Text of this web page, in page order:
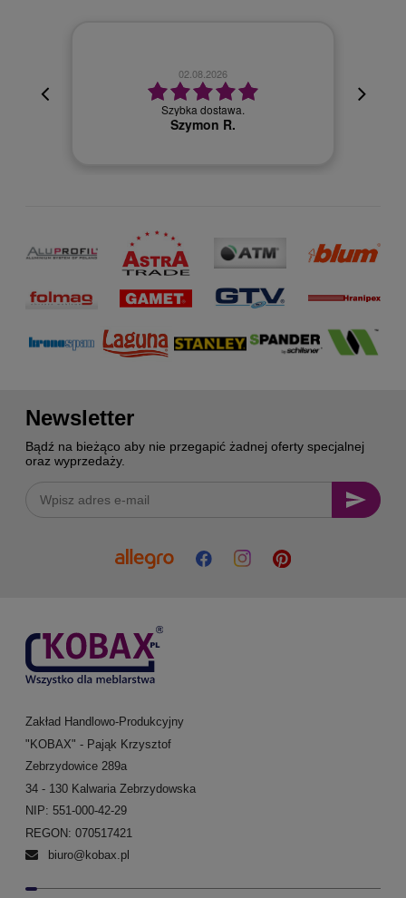
02.08.2026
Szybka dostawa.
Szymon R.
Newsletter
Bądź na bieżąco aby nie przegapić żadnej oferty specjalnej
oraz wyprzedaży.
Zakład Handlowo-Produkcyjny
"KOBAX" - Pająk Krzysztof
Zebrzydowice 289a
34 - 130 Kalwaria Zebrzydowska
NIP: 551-000-42-29
REGON: 070517421
biuro@kobax.pl